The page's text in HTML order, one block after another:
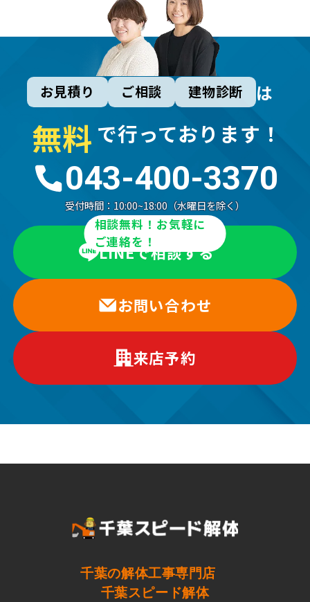
お見積り ご相談 建物診断 は
無料 で行っております！
043-400-3370
受付時間： 10:00~18:00（水曜日を除く）
相談無料！お気軽に
ご連絡を！
LINEで相談する
お問い合わせ
来店予約
千葉の解体工事専門店
千葉スピード解体